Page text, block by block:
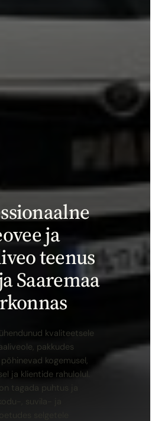
ja
teenus
Saaremaa
kvaliteetsele
pakkudes
kogemusel,
ja klientide rahulolul.
tagada puhtus ja
, suvila- ja
selgetele